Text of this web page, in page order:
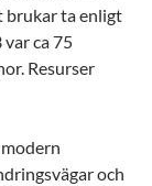
brukar ta enligt
ca 75
Resurser
och